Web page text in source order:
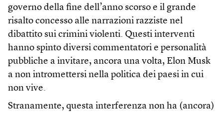
governo della fine dell’anno scorso e il grande
risalto concesso alle narrazioni razziste nel
dibattito sui crimini violenti. Questi interventi
hanno spinto diversi commentatori e personalità
pubbliche a invitare, ancora una volta, Elon Musk
a non intromettersi nella politica dei paesi in cui
non vive.
Stranamente, questa interferenza non ha (ancora)